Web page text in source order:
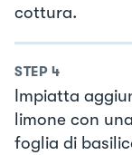
cottura.
STEP 4
Impiatta
limone con
foglia di